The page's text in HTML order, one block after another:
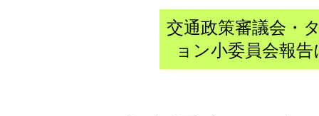
交通政策審議会・
ョン小委員会報